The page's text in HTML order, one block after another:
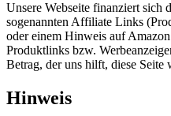
Unsere Webseite finanziert sich
sogenannten Affiliate Links
oder einem Hinweis auf
Produktlinks bzw.
Betrag, der uns hilft, diese Seite
Hinweis